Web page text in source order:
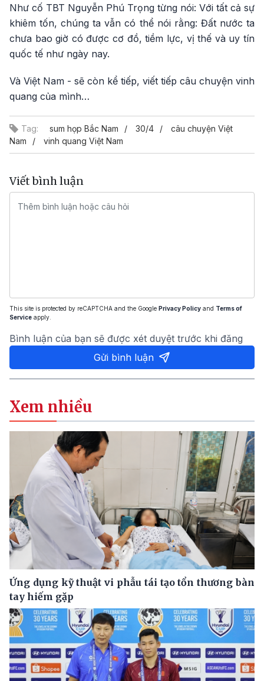
Như cố TBT Nguyễn Phú Trọng từng nói: Với tất cả sự
khiêm tốn, chúng ta vẫn có thể nói rằng: Đất nước ta
chưa bao giờ có được cơ đồ, tiềm lực, vị thế và uy tín
quốc tế như ngày nay.
Và Việt Nam - sẽ còn kể tiếp, viết tiếp câu chuyện vinh
quang của mình…
Tag: sum họp Bắc Nam 30/4
câu chuyện Việt
Nam
vinh quang Việt Nam
Viết bình luận
This site is protected by reCAPTCHA and the Google Privacy Policy and Terms of
Service apply.
Bình luận của bạn sẽ được xét duyệt trước khi đăng
Gửi bình luận
Xem nhiều
Ứng dụng kỹ thuật vi phẫu tái tạo tổn thương bàn
tay hiếm gặp